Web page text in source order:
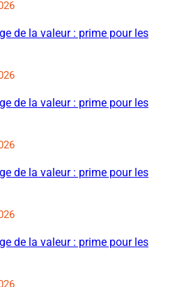
de la valeur : prime pour les
de la valeur : prime pour les
de la valeur : prime pour les
de la valeur : prime pour les